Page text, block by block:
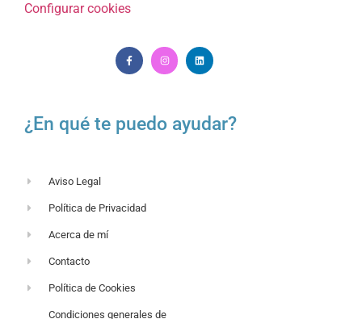
Configurar cookies
¿En qué te puedo ayudar?
Aviso Legal
Política de Privacidad
Acerca de mí
Contacto
Política de Cookies
Condiciones generales de